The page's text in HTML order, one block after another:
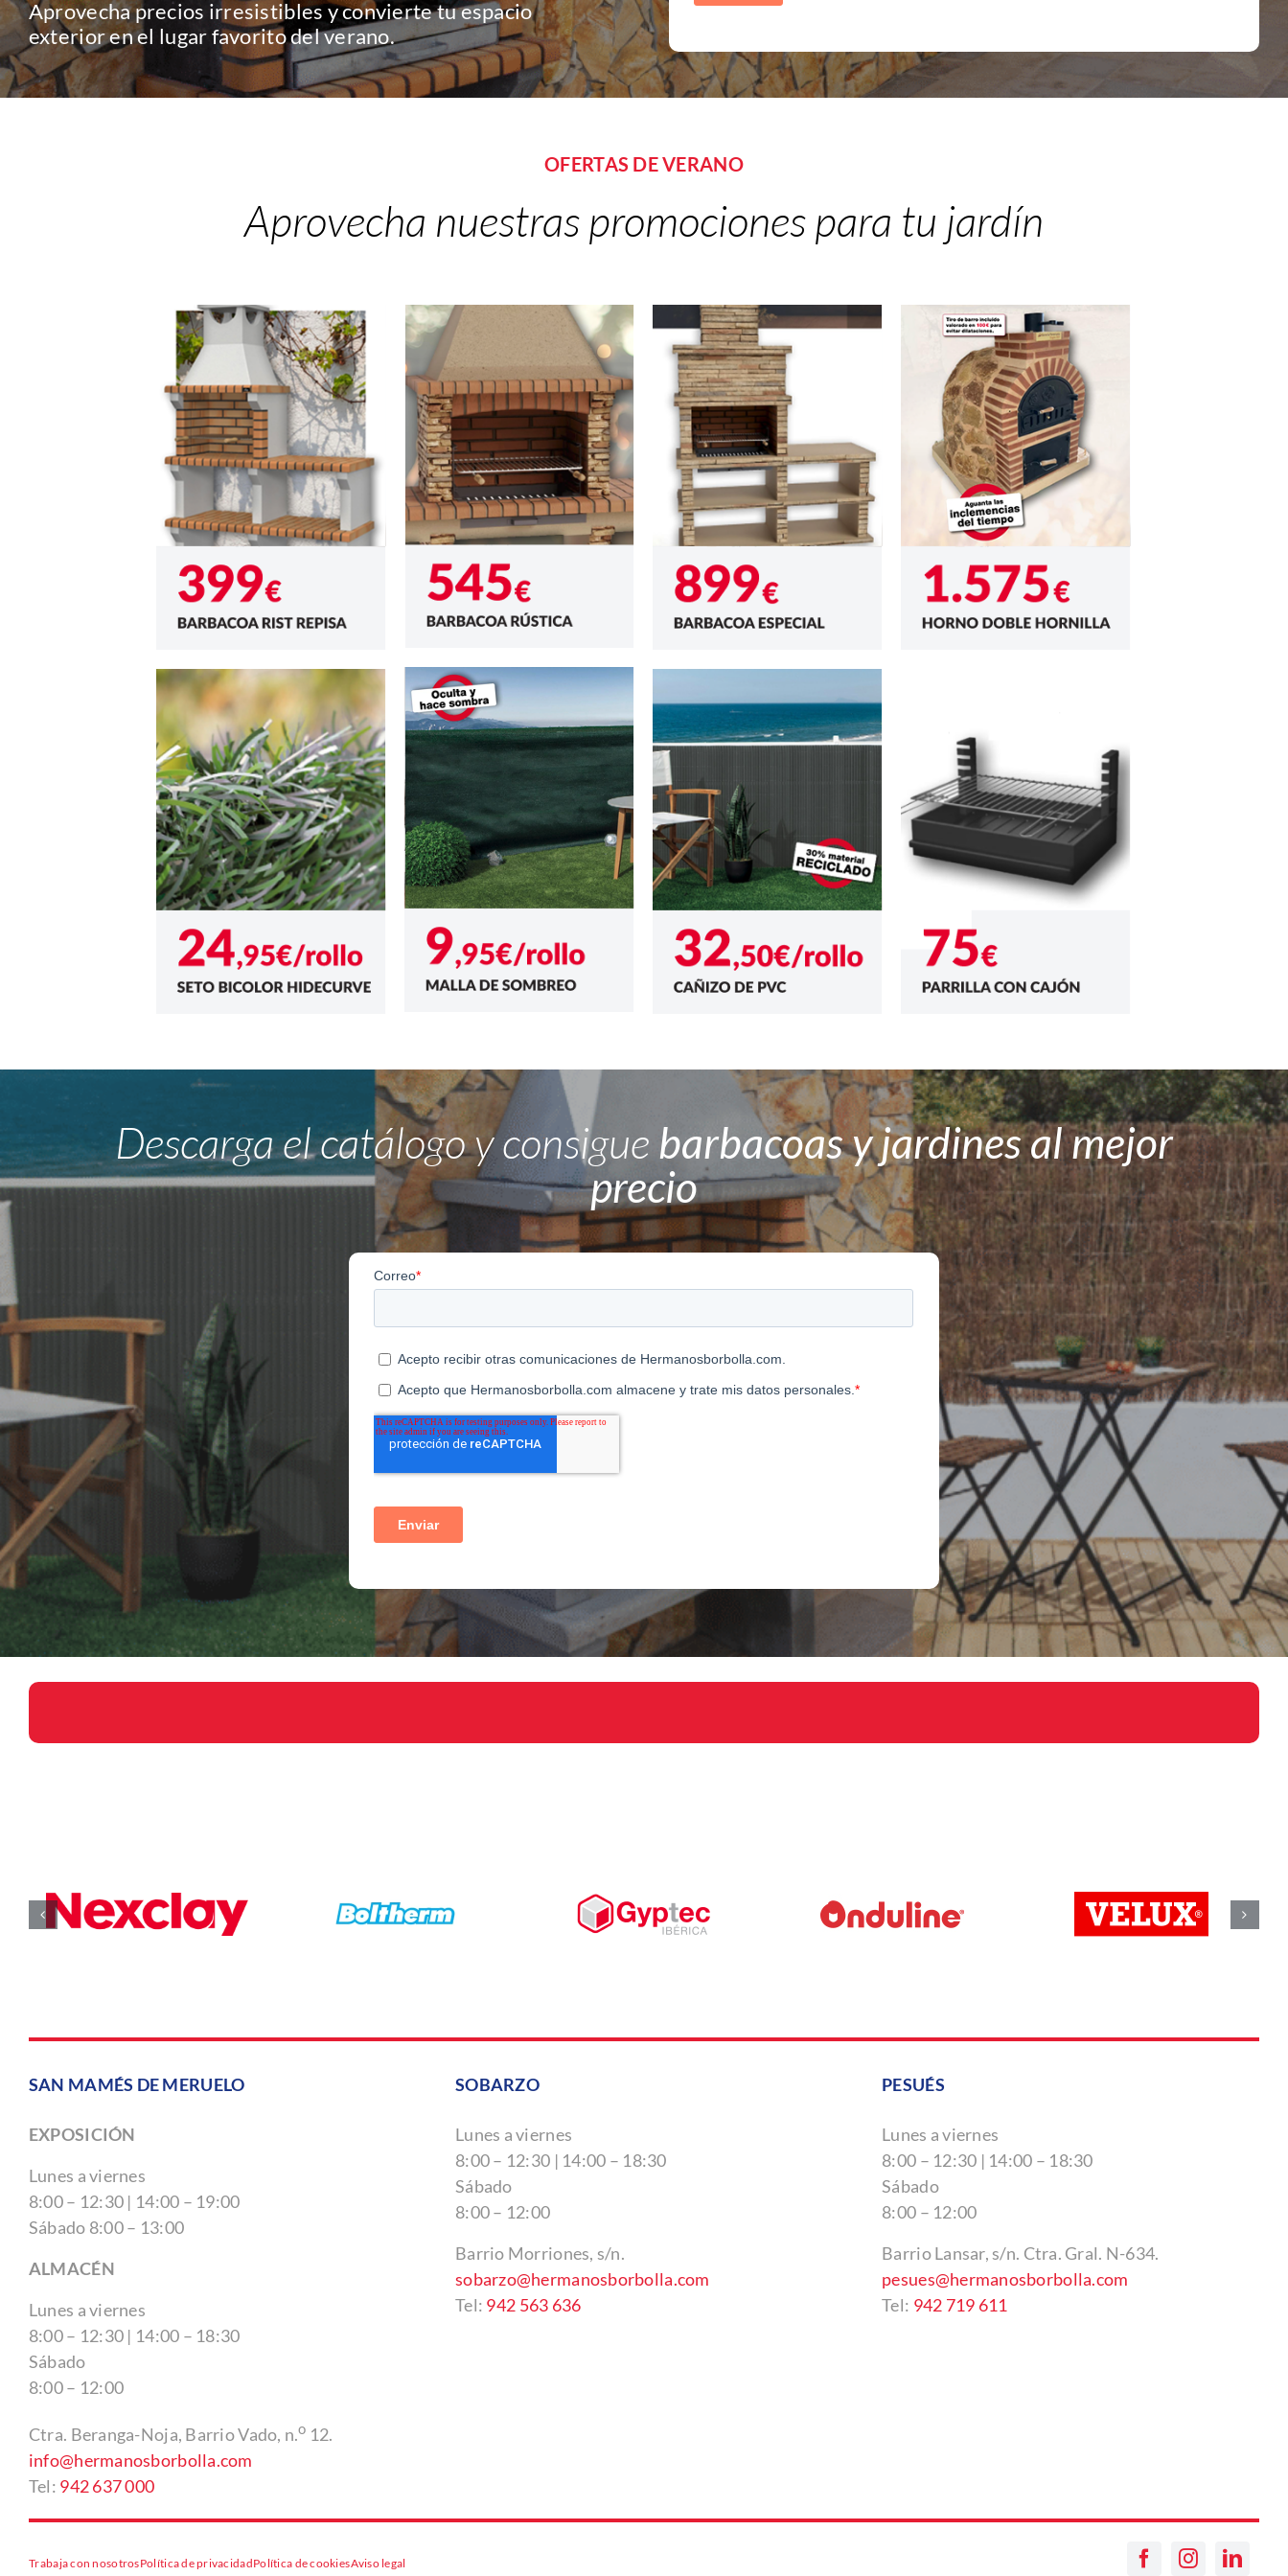
Aprovecha precios irresistibles y convierte tu espacio
exterior en el lugar favorito del verano.
OFERTAS DE VERANO
Aprovecha nuestras promociones para tu jardín
Descarga el catálogo y consigue barbacoas y jardines al mejor
precio
SAN MAMÉS DE MERUELO
EXPOSICIÓN
Lunes a viernes
8:00 – 12:30 | 14:00 – 19:00
Sábado 8:00 – 13:00
ALMACÉN
Lunes a viernes
8:00 – 12:30 | 14:00 – 18:30
Sábado
8:00 – 12:00
Ctra. Beranga-Noja, Barrio Vado, n.o 12.
info@hermanosborbolla.com
Tel: 942 637 000
SOBARZO
Lunes a viernes
8:00 – 12:30 | 14:00 – 18:30
Sábado
8:00 – 12:00
Barrio Morriones, s/n.
sobarzo@hermanosborbolla.com
Tel: 942 563 636
PESUÉS
Lunes a viernes
8:00 – 12:30 | 14:00 – 18:30
Sábado
8:00 – 12:00
Barrio Lansar, s/n. Ctra. Gral. N-634.
pesues@hermanosborbolla.com
Tel: 942 719 611
Trabaja con nosotrosPolítica de privacidadPolítica de cookiesAviso legal